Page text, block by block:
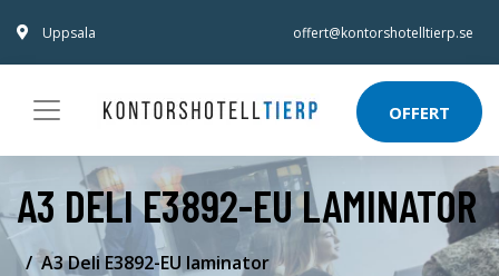
Uppsala offert@kontorshotelltierp.se
OFFERT
A3 DELI E3892-EU LAMINATOR
A3 Deli E3892-EU laminator